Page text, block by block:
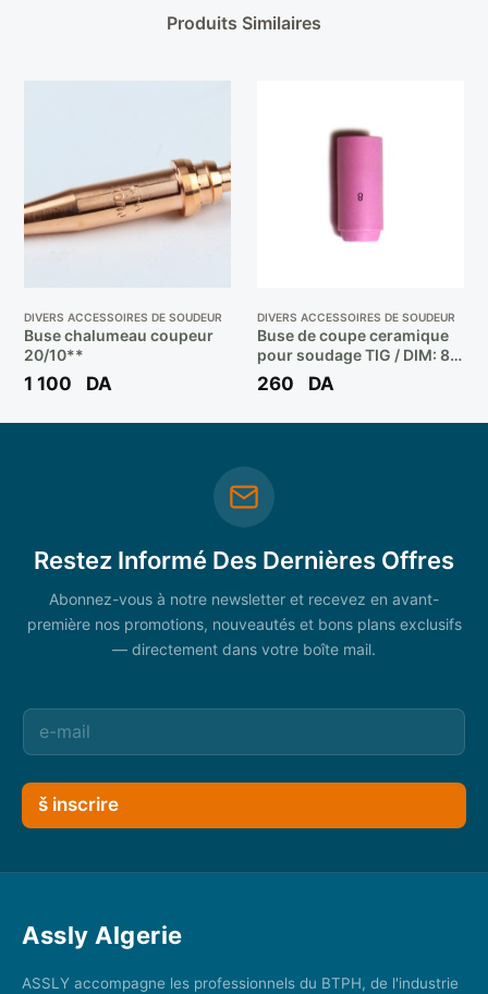
Produits Similaires
DIVERS ACCESSOIRES DE SOUDEUR
Buse chalumeau coupeur
20/10**
1 100 DA
DIVERS ACCESSOIRES DE SOUDEUR
Buse de coupe ceramique
pour soudage TIG / DIM: 8
**
260 DA
Restez Informé Des Dernières Offres
Abonnez-vous à notre newsletter et recevez en avant-
première nos promotions, nouveautés et bons plans exclusifs
— directement dans votre boîte mail.
š inscrire
Assly Algerie
ASSLY accompagne les professionnels du BTPH, de l'industrie